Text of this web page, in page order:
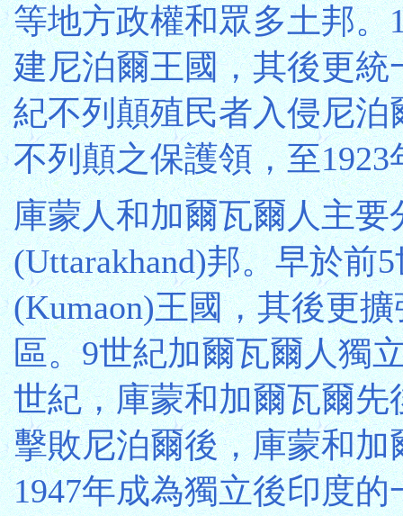
等地方政權和眾多土邦。
建尼泊爾王國，其後更統
紀不列顛殖民者入侵尼泊
不列顛之保護領，至
庫蒙人和加爾瓦爾人主
(Uttarakhand)邦。早於前
(Kumaon)王國，其後更
區。9世紀加爾瓦爾人獨
世紀，庫蒙和加爾瓦爾先
擊敗尼泊爾後，庫蒙和
1947年成為獨立後印度